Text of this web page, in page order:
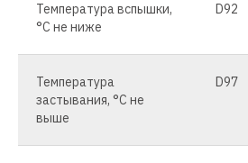
Температура вспышки,
°C не ниже
D92
Температура
застывания, °C не
выше
D97